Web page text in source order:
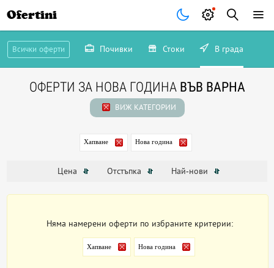
Ofertini
Всички оферти Почивки Стоки В града
ОФЕРТИ ЗА НОВА ГОДИНА ВЪВ ВАРНА
ВИЖ КАТЕГОРИИ
Хапване Нова година
Цена Отстъпка Най-нови
Няма намерени оферти по избраните критерии:
Хапване Нова година